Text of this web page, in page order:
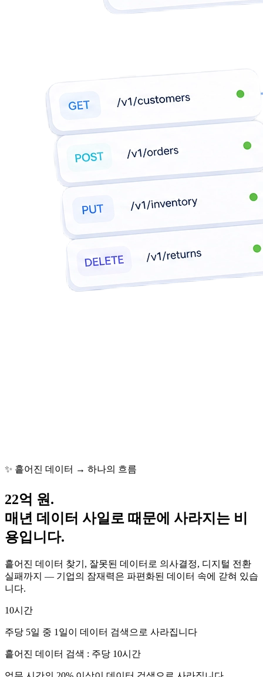
✨ 흩어진 데이터 → 하나의 흐름
22억 원.
매년 데이터 사일로 때문에 사라지는 비
용입니다.
흩어진 데이터 찾기, 잘못된 데이터로 의사결정, 디지털 전환
실패까지 — 기업의 잠재력은 파편화된 데이터 속에 갇혀 있습
니다.
10시간
주당 5일 중 1일이 데이터 검색으로 사라집니다
흩어진 데이터 검색 : 주당 10시간